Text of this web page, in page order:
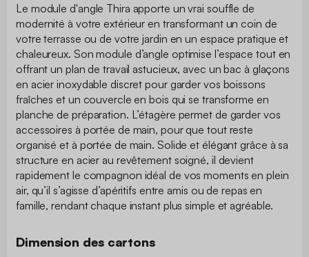
Le module d'angle Thira apporte un vrai souffle de
modernité à votre extérieur en transformant un coin de
votre terrasse ou de votre jardin en un espace pratique et
chaleureux. Son module d’angle optimise l’espace tout en
offrant un plan de travail astucieux, avec un bac à glaçons
en acier inoxydable discret pour garder vos boissons
fraîches et un couvercle en bois qui se transforme en
planche de préparation. L’étagère permet de garder vos
accessoires à portée de main, pour que tout reste
organisé et à portée de main. Solide et élégant grâce à sa
structure en acier au revêtement soigné, il devient
rapidement le compagnon idéal de vos moments en plein
air, qu’il s’agisse d’apéritifs entre amis ou de repas en
famille, rendant chaque instant plus simple et agréable.
Dimension des cartons